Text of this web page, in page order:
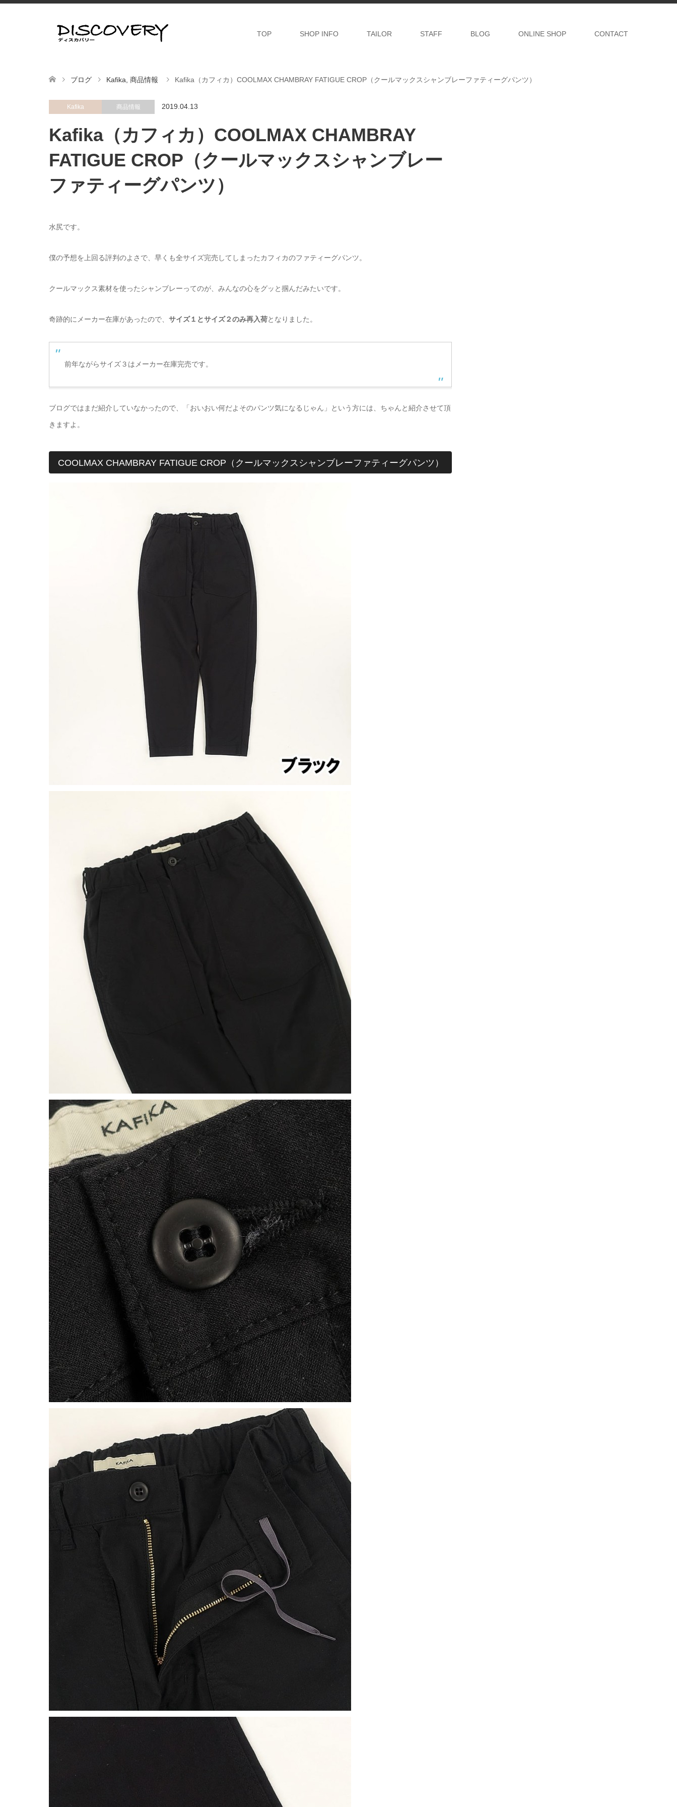
TOP SHOP INFO TAILOR STAFF BLOG ONLINE SHOP CONTACT
ブログ Kafika 商品情報 Kafika（カフィカ）COOLMAX CHAMBRAY FATIGUE CROP（クールマックスシャンブレーファティーグパンツ）
Kafika 商品情報 2019.04.13
Kafika（カフィカ）COOLMAX CHAMBRAY
FATIGUE CROP（クールマックスシャンブレー
ファティーグパンツ）
水尻です。
僕の予想を上回る評判のよさで、早くも全サイズ完売してしまったカフィカのファティーグパンツ。
クールマックス素材を使ったシャンブレーってのが、みんなの心をグッと掴んだみたいです。
奇跡的にメーカー在庫があったので、 サイズ１とサイズ２のみ再入荷となりました。
前年ながらサイズ３はメーカー在庫完売です。
ブログではまだ紹介していなかったので、「おいおい何だよそのパンツ気になるじゃん」という方には、ちゃんと紹介させて頂
きますよ。
COOLMAX CHAMBRAY FATIGUE CROP（クールマックスシャンブレーファティーグパンツ）